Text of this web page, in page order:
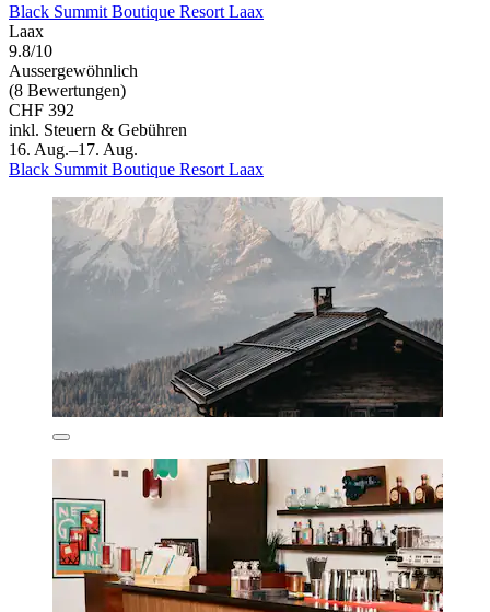
Black Summit Boutique Resort Laax
Laax
9.8/10
Aussergewöhnlich
(8 Bewertungen)
CHF 392
inkl. Steuern & Gebühren
16. Aug.–17. Aug.
Black Summit Boutique Resort Laax